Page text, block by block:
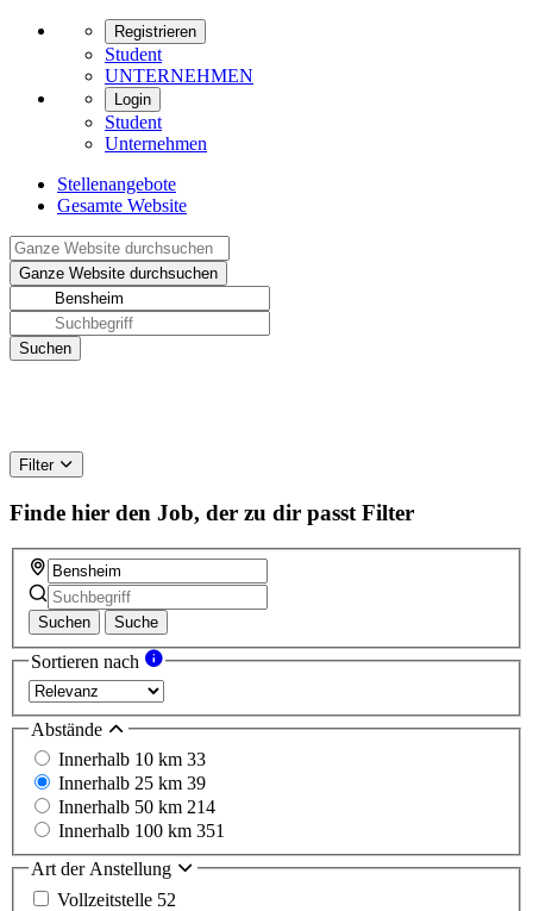
Registrieren
Student
UNTERNEHMEN
Login
Student
Unternehmen
Stellenangebote
Gesamte Website
Filter
Finde hier den Job, der zu dir passt Filter
Suchen Suche
Sortieren nach
Abstände
Innerhalb 10 km 33
Innerhalb 25 km 39
Innerhalb 50 km 214
Innerhalb 100 km 351
Art der Anstellung
Vollzeitstelle 52